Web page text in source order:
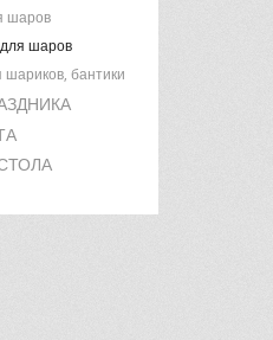
шаров
шаров
шариков, бантики